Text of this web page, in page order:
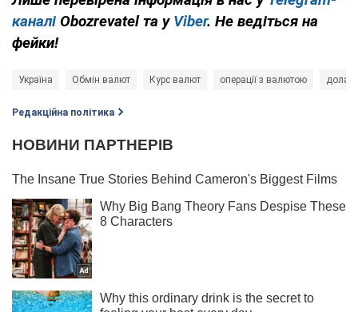
каналі Obozrevatel та у Viber. Не ведіться на
фейки!
Україна Обмін валют Курс валют операції з валютою долар
Редакційна політика